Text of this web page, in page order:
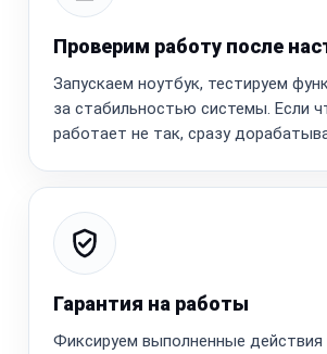
Проверим работу после
Запускаем ноутбук, тестируем
за стабильностью системы. Если
работает не так, сразу
Гарантия на работы
Фиксируем выполненные действия